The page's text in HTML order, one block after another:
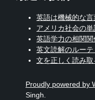
英語は機械的な言
アメリカ社会の
英語学力の相関関
英文読解のルーテ
文を正しく読み取
Proudly powered by
Singh.